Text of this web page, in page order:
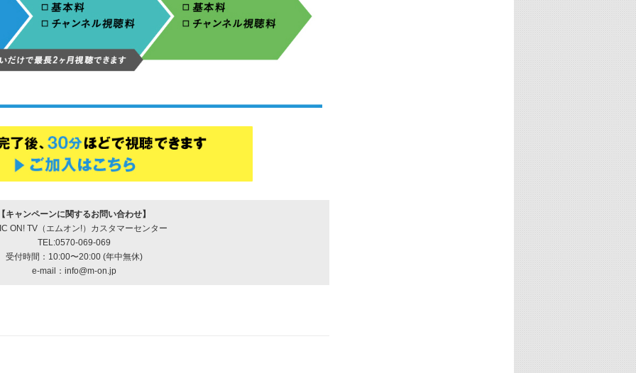
キャンペーンに関するお問い合わせ】
ON! TV（エムオン!）カスタマーセンター
TEL:0570-069-069
受付時間：10:00〜20:00 (年中無休)
e-mail：info@m-on.jp